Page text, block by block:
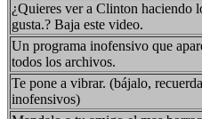
¿Quieres ver a Clinton haciendo
gusta.? Baja este video.
Un programa inofensivo que
todos los archivos.
Te pone a vibrar. (bájalo,
inofensivos)